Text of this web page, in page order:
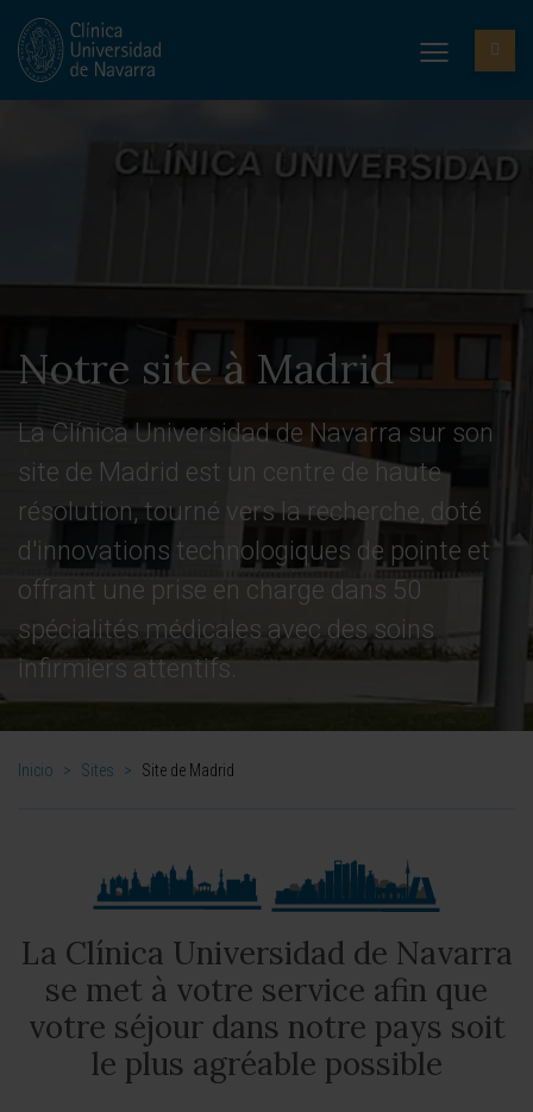
Notre site à Madrid
La Clínica Universidad de Navarra sur son
site de Madrid est un centre de haute
résolution, tourné vers la recherche, doté
d'innovations technologiques de pointe et
offrant une prise en charge dans 50
spécialités médicales avec des soins
infirmiers attentifs.
Inicio > Sites > Site de Madrid
La Clínica Universidad de Navarra
se met à votre service afin que
votre séjour dans notre pays soit
le plus agréable possible